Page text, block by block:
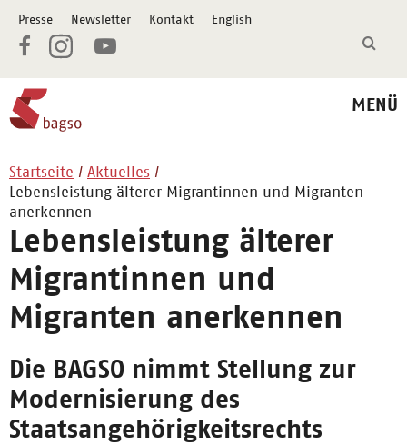
Presse Newsletter Kontakt English
MENÜ
Startseite
Aktuelles
Lebensleistung älterer Migrantinnen und Migranten
anerkennen
Lebensleistung älterer
Migrantinnen und
Migranten anerkennen
Die BAGSO nimmt Stellung zur
Modernisierung des
Staatsangehörigkeitsrechts